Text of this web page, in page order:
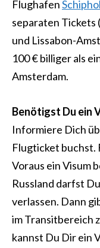
FlughafenSchiphol
separaten Tickets
und Lissabon-
100 € billiger als
Amsterdam.
Benötigst Du ein
Informiere Dich
Flugticket buchst.
Voraus ein Visum
Russland darfst
verlassen. Dann
im Transitbereich
kannst Du Dir ein